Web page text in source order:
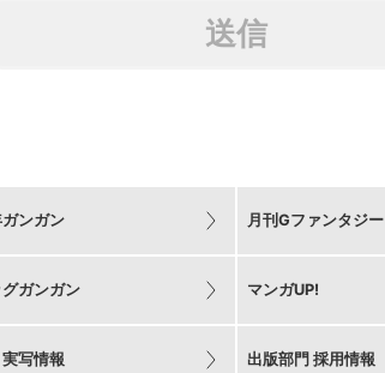
送信
ンガン 月刊Gファンタジー
ガンガン マンガUP!
写情報 出版部門 採用情報